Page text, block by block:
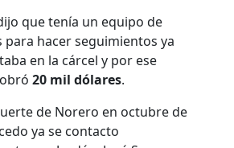
que tenía un equipo de
para hacer seguimientos ya
en la cárcel y por ese
20 mil dólares.
de Norero en octubre de
ya se contacto